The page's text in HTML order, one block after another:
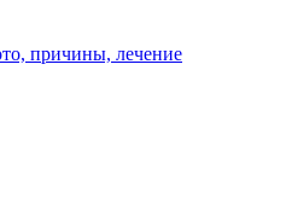
причины, лечение